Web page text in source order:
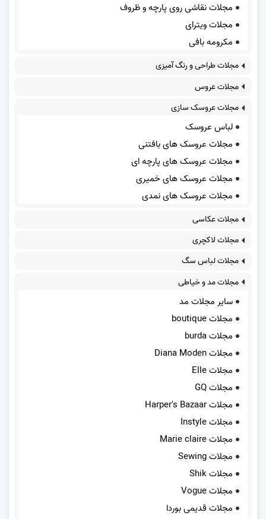
مجلات نقاشی روی پارچه و ظروف
مجلات ویترای
مکرومه بافی
مجلات طراحی و رنگ آمیزی
مجلات عروس
مجلات عروسک سازی
لباس عروسک
مجلات عروسک های بافتنی
مجلات عروسک های پارچه ای
مجلات عروسک های خمیری
مجلات عروسک های نمدی
مجلات عکاسی
مجلات لاکچری
مجلات لباس سگ
مجلات مد و خیاطی
سایر مجلات مد
مجلات boutique
مجلات burda
مجلات Diana Moden
مجلات Elle
مجلات GQ
مجلات Harper's Bazaar
مجلات Instyle
مجلات Marie claire
مجلات Sewing
مجلات Shik
مجلات Vogue
مجلات قدیمی بوردا